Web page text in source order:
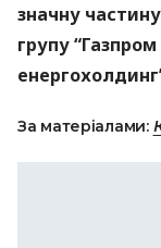
значну
групу “Газпром
За матеріалами: